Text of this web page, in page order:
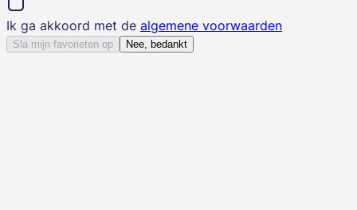
Ik ga akkoord met de algemene voorwaarden
Sla mijn favorieten op Nee, bedankt